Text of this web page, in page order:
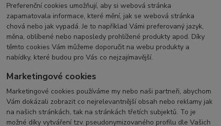
Preferenční cookies umožňují, aby si webová stránka
zapamatovala informace, které mění, jak se webová stránka
chová nebo jak vypadá. Je to například Vámi preferovaný jazyk,
měna, oblíbené nebo naposledy prohlížené produkty apod. Díky
těmto cookies Vám můžeme doporučit na webu produkty a
nabídky, které budou pro Vás co nejzajímavější.
Marketingové cookies
Marketingové cookies používáme my nebo naši partneři, abychom
Vám dokázali zobrazit co nejrelevantnější obsah nebo reklamy jak
na našich stránkách, tak na stránkách třetích subjektů. To je
možné díky vytváření tzv. pseudonymizovaného profilu dle Vašich